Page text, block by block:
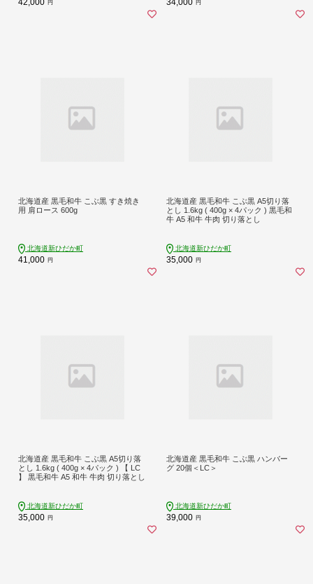
円 円
北海道産 黒毛和牛 こぶ黒 すき焼き
用 肩ロース 600g
北海道新ひだか町
41,000 円
北海道産 黒毛和牛 こぶ黒 A5切り落
とし 1.6kg ( 400g × 4パック ) 黒毛和
牛 A5 和牛 牛肉 切り落とし
北海道新ひだか町
35,000 円
北海道産 黒毛和牛 こぶ黒 A5切り落
とし 1.6kg ( 400g × 4パック ) 【 LC
】 黒毛和牛 A5 和牛 牛肉 切り落とし
北海道新ひだか町
35,000 円
北海道産 黒毛和牛 こぶ黒 ハンバー
グ 20個＜LC＞
北海道新ひだか町
39,000 円